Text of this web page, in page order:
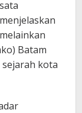
Batam
kota